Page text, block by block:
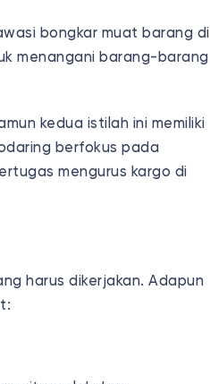
bongkar muat barang di
menangani barang-barang
kedua istilah ini memiliki
berfokus pada
mengurus kargo di
harus dikerjakan. Adapun